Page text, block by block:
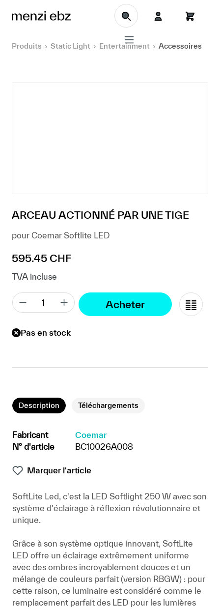
Aller au contenu principal
Produits Static Light Entertainment Accessoires
ARCEAU ACTIONNÉ PAR UNE TIGE
pour Coemar Softlite LED
Prix régulier :
595.45 CHF
TVA incluse
Acheter
Pas en stock
Description Téléchargements
Fabricant
Coemar
N° d'article
BC10026A008
Marquer l'article
SoftLite Led, c'est la LED Softlight 250 W avec son
système d'éclairage à réflexion révolutionnaire et
unique.
Grâce à son système optique innovant, SoftLite
LED offre un éclairage extrêmement uniforme
avec des ombres incroyablement douces et un
mélange de couleurs parfait (version RBGW) : pour
cette raison, ce luminaire est considéré comme le
remplacement parfait des LED pour les lumières